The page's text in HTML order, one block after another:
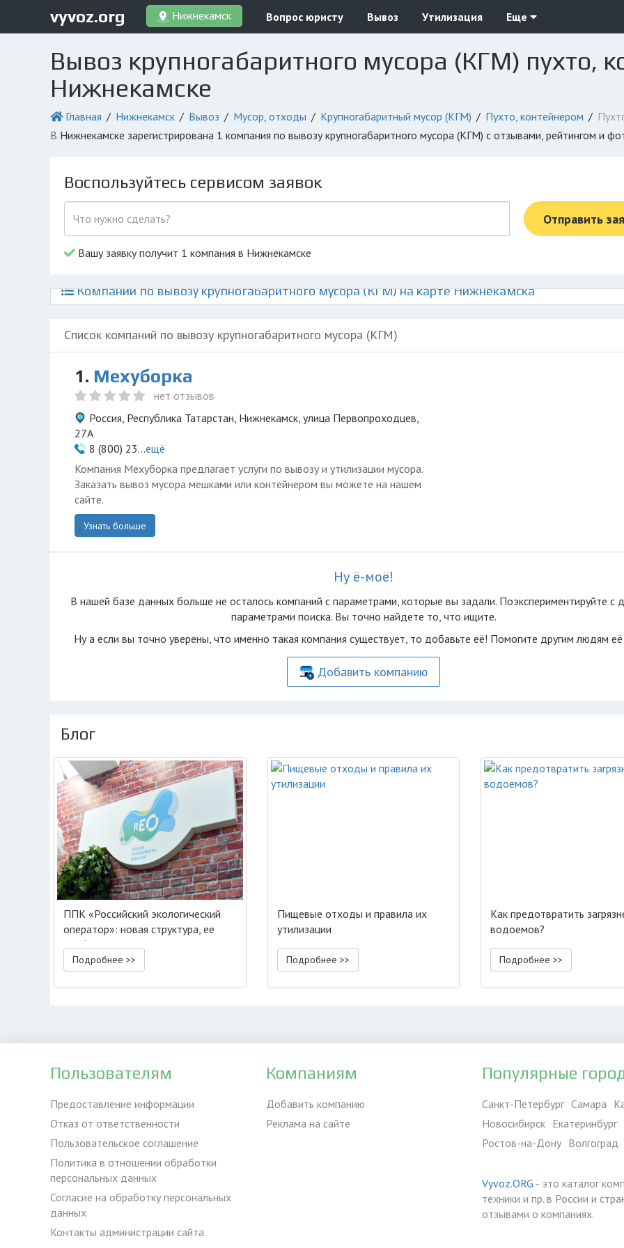
vyvoz.org Нижнекамск Вопрос юристу Вывоз Утилизация Еще
Вывоз крупногабаритного мусора (КГМ) пухто,
Нижнекамске
Главная Нижнекамск Вывоз Мусор, отходы Крупногабаритный мусор (КГМ) Пухто, контейнером
в Нижнекамске зарегистрирована 1 компания по вывозу крупногабаритного мусора (КГМ) с отзывами, рейтингом и
Воспользуйтесь сервисом заявок
Отправить
Вашу заявку получит 1 компания в Нижнекамске
Компании по вывозу крупногабаритного мусора (КГМ) на карте Нижнекамска
Список компаний по вывозу крупногабаритного мусора (КГМ)
1. Мехуборка
нет отзывов
Россия, Республика Татарстан, Нижнекамск, улица Первопроходцев,
27А
8 (800) 23...ещё
Компания Мехуборка предлагает услуги по вывозу и утилизации мусора.
Заказать вывоз мусора мешками или контейнером вы можете на нашем
сайте.
Узнать больше
Ну ё-моё!
В нашей базе данных больше не осталоcь компаний с параметрами, которые вы задали. Поэкспериментируйте с
параметрами поиска. Вы точно найдете то, что ищите.
Ну а если вы точно уверены, что именно такая компания существует, то добавьте её! Помогите другим людям
Добавить компанию
Блог
ППК «Российский экологический
оператор»: новая структура, ее
особенности
Подробнее >>
Пищевые отходы и правила их
утилизации
Подробнее >>
Как предотвратить
водоемов?
Подробнее >>
Пользователям
Предоставление информации
Отказ от ответственности
Пользовательское соглашение
Политика в отношении обработки
персональных данных
Согласие на обработку персональных
данных
Контакты администрации сайта
Компаниям
Добавить компанию
Реклама на сайте
Популярные
Санкт-Петербург Самара
Новосибирск Екатеринбург
Ростов-на-Дону Волгоград
Vyvoz.ORG - это каталог
техники и пр. в России и
отзывами о компаниях.